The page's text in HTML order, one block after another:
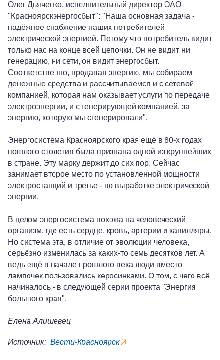
Заказать обратный звонок
Частным клиентам
Олег Дьяченко, исполнительный директор ОАО
"Красноярскэнергосбыт": "Наша основная задача -
надёжное снабжение наших потребителей
электрической энергией. Потому что потребитель видит
только нас на конце всей цепочки. Он не видит ни
генерацию, ни сети, он видит энергосбыт.
Соответственно, продавая энергию, мы собираем
денежные средства и рассчитываемся и с сетевой
компанией, которая нам оказывает услуги по передаче
электроэнергии, и с генерирующей компанией, за
энергию, которую мы сгенерировали".
Энергосистема Красноярского края ещё в 80-х годах
пошлого столетия была признана одной из крупнейших
в стране. Эту марку держит до сих пор. Сейчас
занимает второе место по установленной мощности
электростанций и третье - по выработке электрической
энергии.
В целом энергосистема похожа на человеческий
организм, где есть сердце, кровь, артерии и капилляры.
Но система эта, в отличие от эволюции человека,
серьёзно изменилась за каких-то семь десятков лет. А
ведь ещё в начале прошлого века люди вместо
лампочек пользовались керосинками. О том, с чего всё
начиналось - в следующей серии проекта "Энергия
большого края".
Елена Алишевец
Источник: Вести-Красноярск